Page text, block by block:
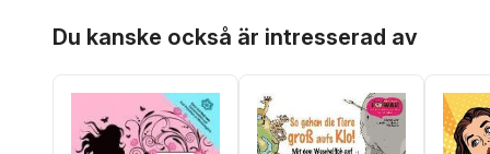
Du kanske också är intresserad av